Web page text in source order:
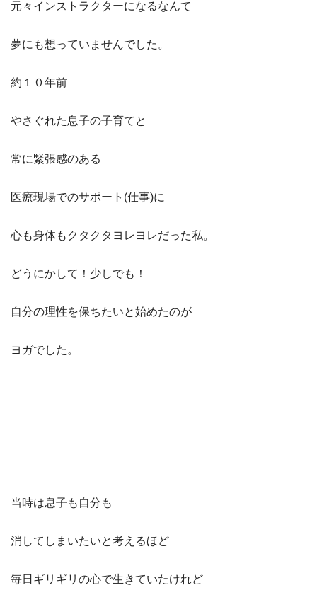
元々インストラクターになるなんて
夢にも想っていませんでした。
約１０年前
やさぐれた息子の子育てと
常に緊張感のある
医療現場でのサポート(仕事)に
心も身体もクタクタヨレヨレだった私。
どうにかして！少しでも！
自分の理性を保ちたいと始めたのが
ヨガでした。
当時は息子も自分も
消してしまいたいと考えるほど
毎日ギリギリの心で生きていたけれど